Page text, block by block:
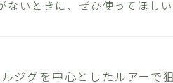
ないときに、ぜひ使ってほし
ジグを中心としたルアーで